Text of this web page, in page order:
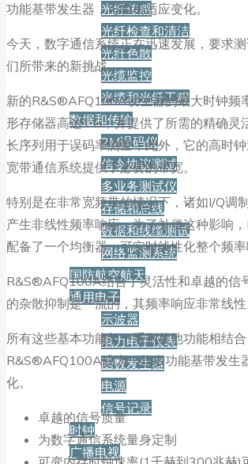
光纤传感
光纤检查和清洁
光纤色散
光缆监控
光缆和光纤工程
数据和传输
2M误码仪
信令协议测试
多业务测试仪
存储和总线
数据和线缆测试
网络监测系统
国防航空航天
通用电子
示波器
电力电子仪表
函数发生器
电源
信号记录
时钟
广播电视
功能基带发生器，可轻松适应变化。
今天，数字通信系统正在迅速发展，要求
们所带来的新挑战。
新的R&S®AFQ100A发生器的最大时钟频
形存储器高达1 G，并提供了所需的精确灵
长序列用于误码率测量；此外，它的高时
宽带通信系统提供了必要的带宽。
特别是在非常宽频带的情况下，诸如I/Q调
产生非线性频率响应。为了补偿这种影响
配备了一个均衡器，可实时线性化整个频率
R&S®AFQ100A结合了灵活性和卓越的信
的杂散抑制是一流的，其频率响应非常线性
所有这些基本功能与一系列其他功能相结
R&S®AFQ100A成为一款多功能基带发生
化。
卓越的信号质量
为数字通信系统量身定制